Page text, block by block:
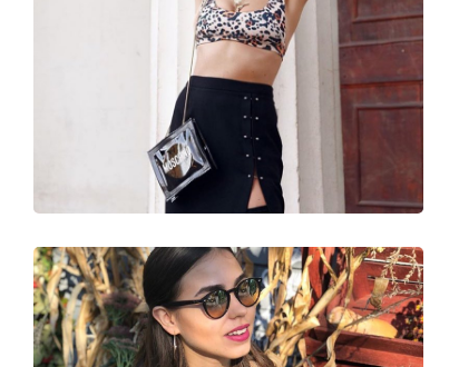
Mulher
Óculos de sol
Ray-Ban
Moda
Disponível com receita médica: